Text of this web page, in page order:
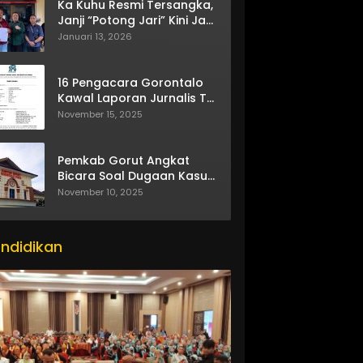
Ka Kuhu Resmi Tersangka,
Janji “Potong Jari” Kini Jadi
Bumerang
Januari 13, 2026
16 Pengacara Gorontalo
Kawal Laporan Jurnalis TV
One
November 15, 2025
Pemkab Gorut Angkat
Bicara Soal Dugaan Kasus
Asusila Oknum ASN
November 10, 2025